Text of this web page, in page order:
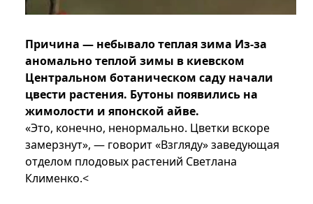
Причина — небывало теплая зима Из-за
аномально теплой зимы в киевском
Центральном ботаническом саду начали
цвести растения. Бутоны появились на
жимолости и японской айве.
«Это, конечно, ненормально. Цветки вскоре
замерзнут», — говорит «Взгляду» заведующая
отделом плодовых растений Светлана
Клименко.<